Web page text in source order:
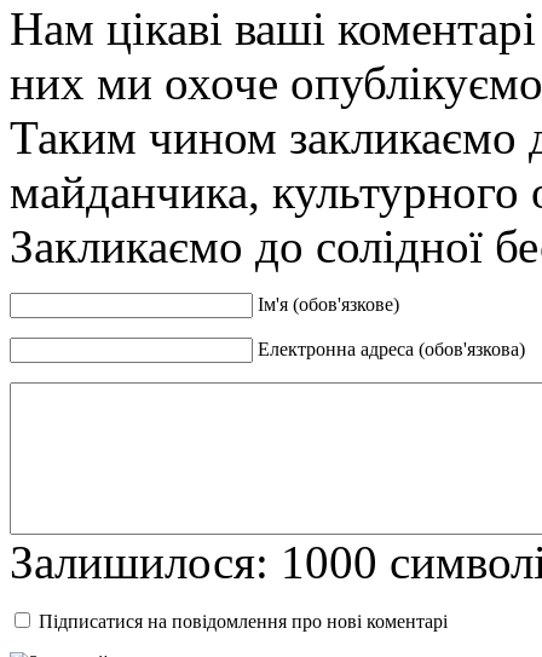
Нам цікаві ваші
них ми охоче опублікуємо
Таким чином закликаємо
майданчика,
Закликаємо до солідної
Ім'я (обов'язкове)
Електронна адреса (обов'язкова)
Залишилося: 1000
Підписатися на повідомлення про нові коментарі